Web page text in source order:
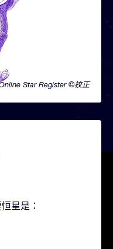
Star Register ©校正
星是：